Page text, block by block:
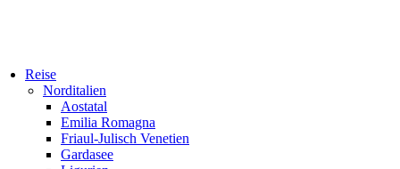
Reise
Norditalien
Aostatal
Emilia Romagna
Friaul-Julisch Venetien
Gardasee